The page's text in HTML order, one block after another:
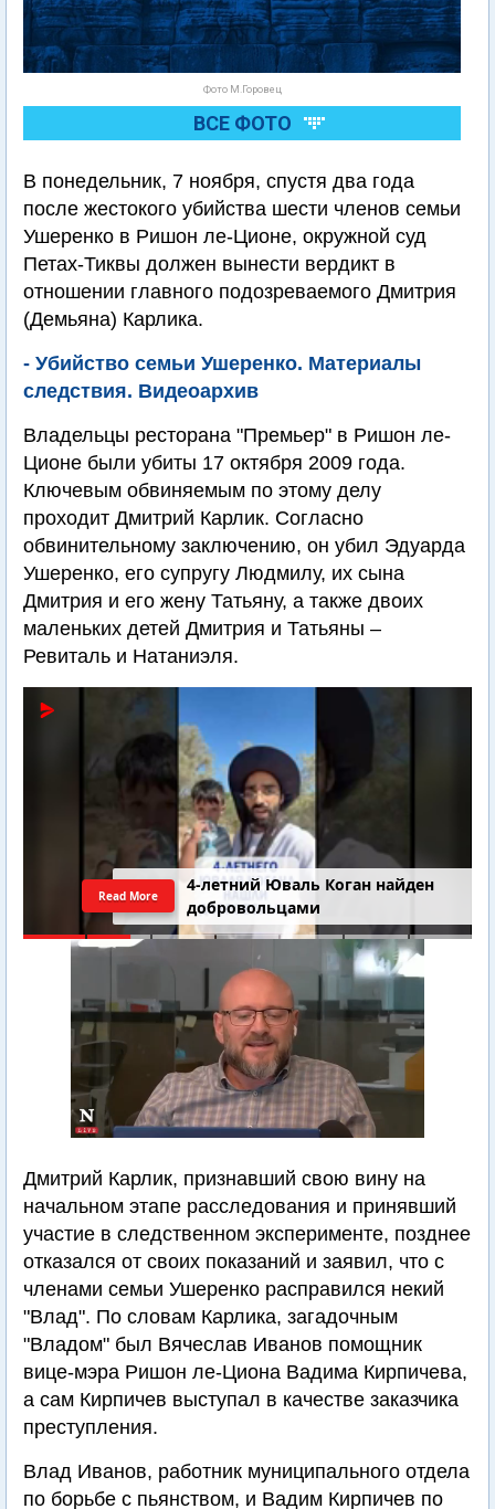
Фото М.Горовец
ВСЕ ФОТО
В понедельник, 7 ноября, спустя два года
после жестокого убийства шести членов семьи
Ушеренко в Ришон ле-Ционе, окружной суд
Петах-Тиквы должен вынести вердикт в
отношении главного подозреваемого Дмитрия
(Демьяна) Карлика.
- Убийство семьи Ушеренко. Материалы
следствия. Видеоархив
Владельцы ресторана "Премьер" в Ришон ле-
Ционе были убиты 17 октября 2009 года.
Ключевым обвиняемым по этому делу
проходит Дмитрий Карлик. Согласно
обвинительному заключению, он убил Эдуарда
Ушеренко, его супругу Людмилу, их сына
Дмитрия и его жену Татьяну, а также двоих
маленьких детей Дмитрия и Татьяны –
Ревиталь и Натаниэля.
4-летний Юваль Коган найден
добровольцами
Read More
Дмитрий Карлик, признавший свою вину на
начальном этапе расследования и принявший
участие в следственном эксперименте, позднее
отказался от своих показаний и заявил, что с
членами семьи Ушеренко расправился некий
"Влад". По словам Карлика, загадочным
"Владом" был Вячеслав Иванов помощник
вице-мэра Ришон ле-Циона Вадима Кирпичева,
а сам Кирпичев выступал в качестве заказчика
преступления.
Влад Иванов, работник муниципального отдела
по борьбе с пьянством, и Вадим Кирпичев по